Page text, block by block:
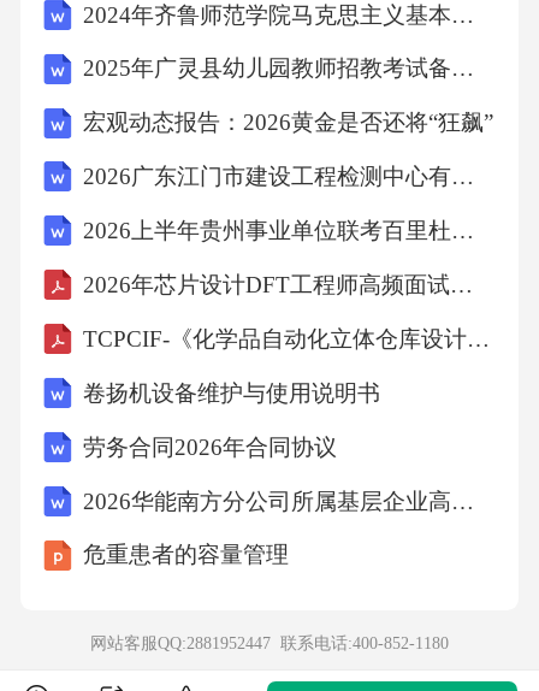
激反应，D项错误。故选C。
考点：生物常识6、流行歌手:演员（）
A、梳妆台：化妆品
C、羽毛：鸟类
D、灯泡：台灯
【答案】：B流行歌手与演员之间是并列关系，
间也是并列关系，两者都是学校里没有从事教
2024年齐鲁师范学院马克思主义基本原理概论期末考试题带答案解析（必刷）
2025年广灵县幼儿园教师招教考试备考题库带答案解析（必刷）
宏观动态报告：2026黄金是否还将“狂飙”
2026广东江门市建设工程检测中心有限公司招聘2人备考题库附答案详解（基础题）
2026上半年贵州事业单位联考百里杜鹃管理区招聘56人备考题库附参考答案详解ab卷
2026年芯片设计DFT工程师高频面试题包含详细解答
TCPCIF-《化学品自动化立体仓库设计规范》
卷扬机设备维护与使用说明书
劳务合同2026年合同协议
2026华能南方分公司所属基层企业高校毕业生招聘笔试参考试题附答案解析
危重患者的容量管理
网站客服QQ:2881952447 联系电话:400-852-1180